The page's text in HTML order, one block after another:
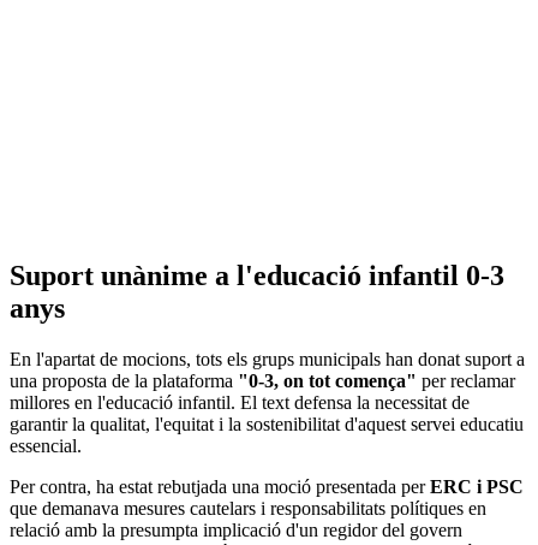
Suport unànime a l'educació infantil 0-3
anys
En l'apartat de mocions, tots els grups municipals han donat suport a
una proposta de la plataforma "0-3, on tot comença" per reclamar
millores en l'educació infantil. El text defensa la necessitat de
garantir la qualitat, l'equitat i la sostenibilitat d'aquest servei educatiu
essencial.
Per contra, ha estat rebutjada una moció presentada perERC i PSC
que demanava mesures cautelars i responsabilitats polítiques en
relació amb la presumpta implicació d'un regidor del govern